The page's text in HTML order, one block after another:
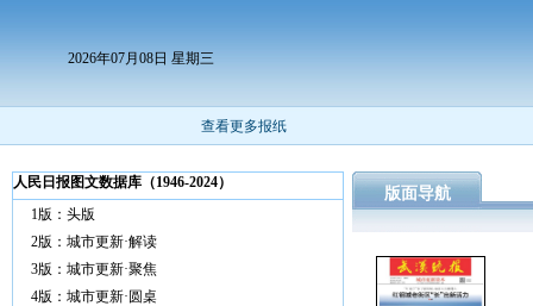
2026年07月08日 星期三
查看更多报纸
人民日报图文数据库（1946-2024）
1版：头版
2版：城市更新·解读
3版：城市更新·聚焦
4版：城市更新·圆桌
版面导航